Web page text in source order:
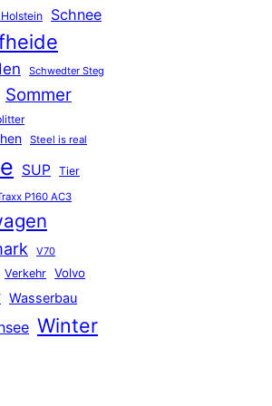
Schnee
Schwedter Steg
Sommer
Steel is real
SUP Tier
P160 AC3
V70
Verkehr Volvo
Wasserbau
Winter